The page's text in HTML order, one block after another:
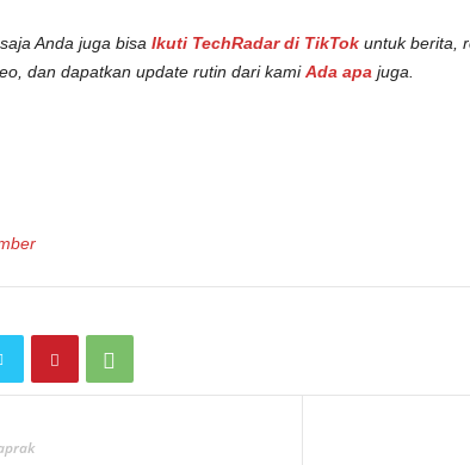
Anda juga bisa Ikuti TechRadar di TikTokuntuk berita,
dan dapatkan update rutin dari kamiAda apa juga.